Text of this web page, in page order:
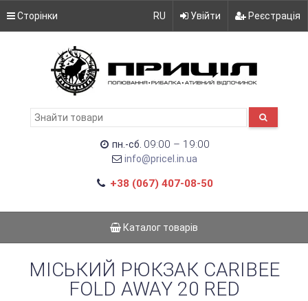
Сторінки RU Увійти Реєстрація
пн.-сб. 09:00 – 19:00
info@pricel.in.ua
+38 (067) 407-08-50
Каталог товарів
МІСЬКИЙ РЮКЗАК CARIBEE
FOLD AWAY 20 RED